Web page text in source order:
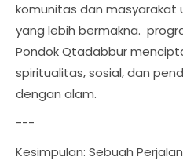
komunitas dan masyarakat
yang lebih bermakna.
Pondok Qtadabbur
spiritualitas, sosial, dan
dengan alam.
---
Kesimpulan: Sebuah